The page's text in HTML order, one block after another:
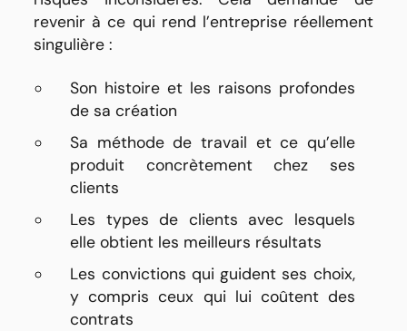
revenir à ce qui rend l’entreprise réellement
singulière :
Son histoire et les raisons profondes
de sa création
Sa méthode de travail et ce qu’elle
produit concrètement chez ses
clients
Les types de clients avec lesquels
elle obtient les meilleurs résultats
Les convictions qui guident ses choix,
y compris ceux qui lui coûtent des
contrats